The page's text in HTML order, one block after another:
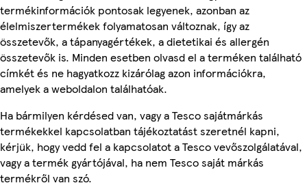
termékinformációk pontosak legyenek, azonban az
élelmiszertermékek folyamatosan változnak, így az
összetevők, a tápanyagértékek, a dietetikai és allergén
összetevők is. Minden esetben olvasd el a terméken található
címkét és ne hagyatkozz kizárólag azon információkra,
amelyek a weboldalon találhatóak.
Ha bármilyen kérdésed van, vagy a Tesco sajátmárkás
termékekkel kapcsolatban tájékoztatást szeretnél kapni,
kérjük, hogy vedd fel a kapcsolatot a Tesco vevőszolgálatával,
vagy a termék gyártójával, ha nem Tesco saját márkás
termékről van szó.